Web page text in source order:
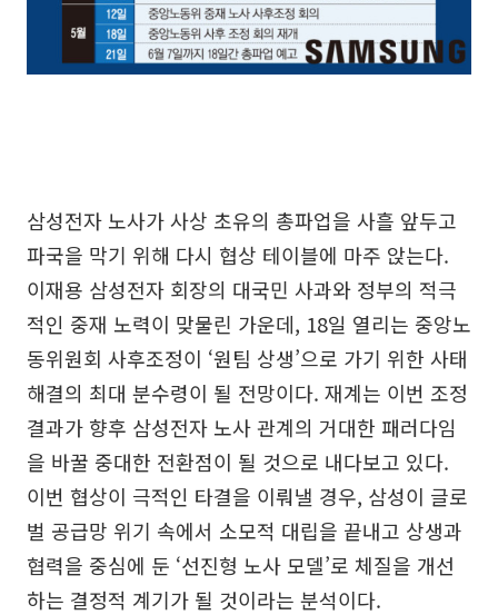
삼성전자 노사가 사상 초유의 총파업을 사흘 앞두고
파국을 막기 위해 다시 협상 테이블에 마주 앉는다.
이재용 삼성전자 회장의 대국민 사과와 정부의 적극
적인 중재 노력이 맞물린 가운데, 18일 열리는 중앙노
동위원회 사후조정이 ‘원팀 상생’으로 가기 위한 사태
해결의 최대 분수령이 될 전망이다. 재계는 이번 조정
결과가 향후 삼성전자 노사 관계의 거대한 패러다임
을 바꿀 중대한 전환점이 될 것으로 내다보고 있다.
이번 협상이 극적인 타결을 이뤄낼 경우, 삼성이 글로
벌 공급망 위기 속에서 소모적 대립을 끝내고 상생과
협력을 중심에 둔 ‘선진형 노사 모델’로 체질을 개선
하는 결정적 계기가 될 것이라는 분석이다.